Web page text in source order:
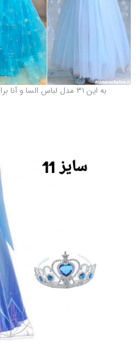
به این ۳۱ مدل لباس السا و آنا برای تولد مثل یه پرنسس برای ...